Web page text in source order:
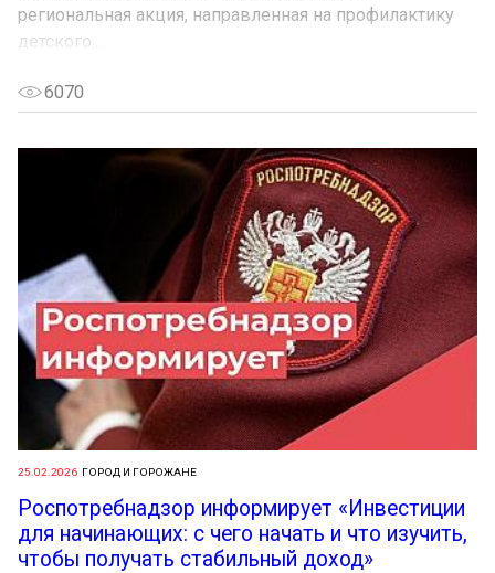
региональная акция, направленная на профилактику
детского...
6070
25.02.2026 ГОРОД И ГОРОЖАНЕ
Роспотребнадзор информирует «Инвестиции
для начинающих: с чего начать и что изучить,
чтобы получать стабильный доход»